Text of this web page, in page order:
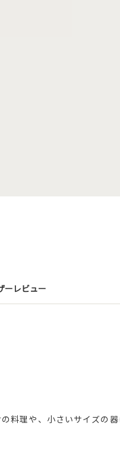
ーレビュー
料理や、小さいサイズの